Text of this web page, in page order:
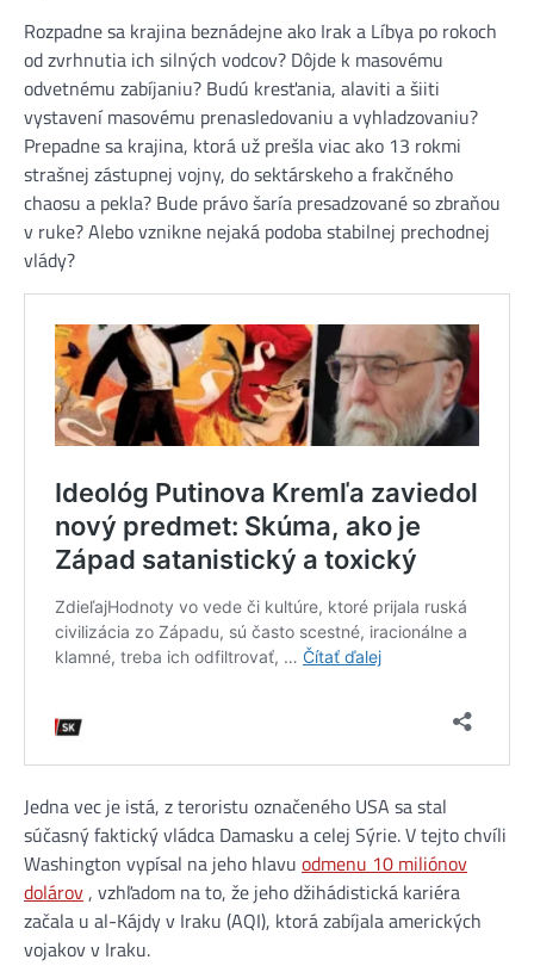
Rozpadne sa krajina beznádejne ako Irak a Líbya po rokoch
od zvrhnutia ich silných vodcov? Dôjde k masovému
odvetnému zabíjaniu? Budú kresťania, alaviti a šiiti
vystavení masovému prenasledovaniu a vyhladzovaniu?
Prepadne sa krajina, ktorá už prešla viac ako 13 rokmi
strašnej zástupnej vojny, do sektárskeho a frakčného
chaosu a pekla? Bude právo šaría presadzované so zbraňou
v ruke? Alebo vznikne nejaká podoba stabilnej prechodnej
vlády?
Jedna vec je istá, z teroristu označeného USA sa stal
súčasný faktický vládca Damasku a celej Sýrie. V tejto chvíli
Washington vypísal na jeho hlavu odmenu 10 miliónov
dolárov, vzhľadom na to, že jeho džihádistická kariéra
začala u al-Kájdy v Iraku (AQI), ktorá zabíjala amerických
vojakov v Iraku.